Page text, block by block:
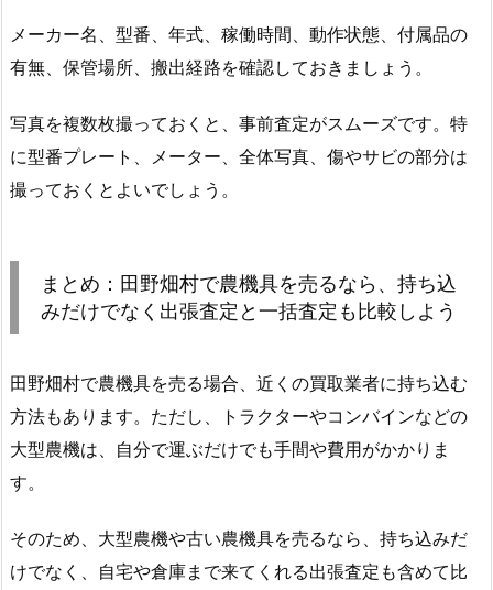
メーカー名、型番、年式、稼働時間、動作状態、付属品の
有無、保管場所、搬出経路を確認しておきましょう。
写真を複数枚撮っておくと、事前査定がスムーズです。特
に型番プレート、メーター、全体写真、傷やサビの部分は
撮っておくとよいでしょう。
まとめ：田野畑村で農機具を売るなら、持ち込
みだけでなく出張査定と一括査定も比較しよう
田野畑村で農機具を売る場合、近くの買取業者に持ち込む
方法もあります。ただし、トラクターやコンバインなどの
大型農機は、自分で運ぶだけでも手間や費用がかかりま
す。
そのため、大型農機や古い農機具を売るなら、持ち込みだ
けでなく、自宅や倉庫まで来てくれる出張査定も含めて比